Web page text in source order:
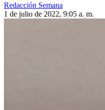
Redacción Semana
1 de julio de 2022, 9:05 a. m.